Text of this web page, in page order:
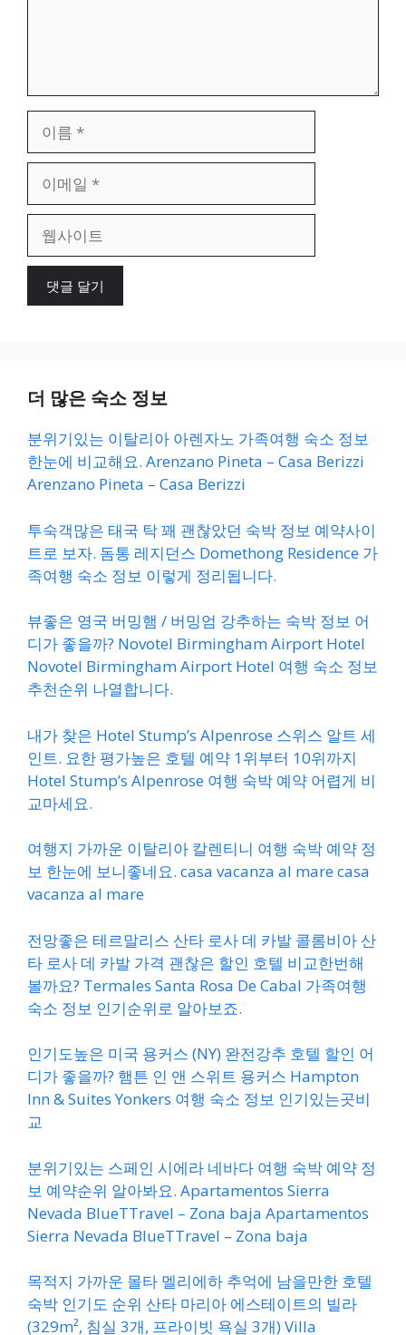
일
이
더 많은 숙소 정보
분위기있는 이탈리아 아렌자노 가족여행 숙소 정보
한눈에 비교해요. Arenzano Pineta – Casa Berizzi
Arenzano Pineta – Casa Berizzi
투숙객많은 태국 탁 꽤 괜찮았던 숙박 정보 예약사이
트로 보자. 돔통 레지던스 Domethong Residence 가
족여행 숙소 정보 이렇게 정리됩니다.
뷰좋은 영국 버밍햄 / 버밍엄 강추하는 숙박 정보 어
디가 좋을까? Novotel Birmingham Airport Hotel
Novotel Birmingham Airport Hotel 여행 숙소 정보
추천순위 나열합니다.
내가 찾은 Hotel Stump’s Alpenrose 스위스 알트 세
인트. 요한 평가높은 호텔 예약 1위부터 10위까지
Hotel Stump’s Alpenrose 여행 숙박 예약 어렵게 비
교마세요.
여행지 가까운 이탈리아 칼렌티니 여행 숙박 예약 정
보 한눈에 보니좋네요. casa vacanza al mare casa
vacanza al mare
전망좋은 테르말리스 산타 로사 데 카발 콜롬비아 산
타 로사 데 카발 가격 괜찮은 할인 호텔 비교한번해
볼까요? Termales Santa Rosa De Cabal 가족여행
숙소 정보 인기순위로 알아보죠.
인기도높은 미국 용커스 (NY) 완전강추 호텔 할인 어
디가 좋을까? 햄튼 인 앤 스위트 용커스 Hampton
Inn & Suites Yonkers 여행 숙소 정보 인기있는곳비
교
분위기있는 스페인 시에라 네바다 여행 숙박 예약 정
보 예약순위 알아봐요. Apartamentos Sierra
Nevada BlueTTravel – Zona baja Apartamentos
Sierra Nevada BlueTTravel – Zona baja
목적지 가까운 몰타 멜리에하 추억에 남을만한 호텔
숙박 인기도 순위 산타 마리아 에스테이트의 빌라
(329m², 침실 3개, 프라이빗 욕실 3개) Villa